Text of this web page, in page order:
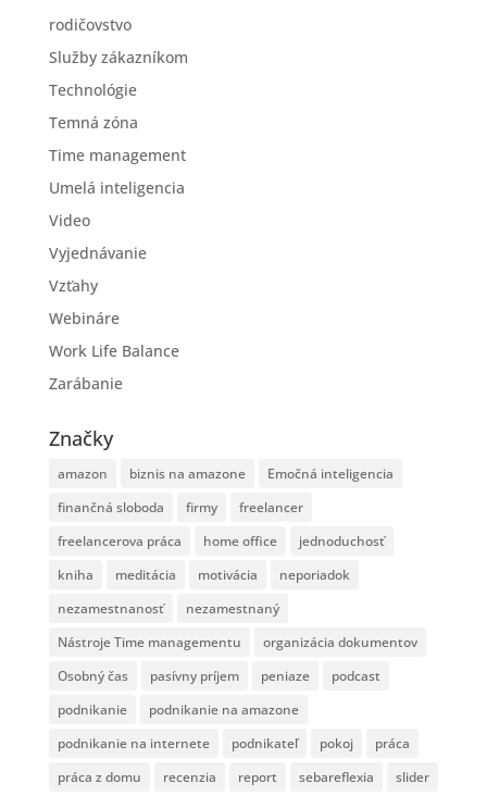
rodičovstvo
Služby zákazníkom
Technológie
Temná zóna
Time management
Umelá inteligencia
Video
Vyjednávanie
Vzťahy
Webináre
Work Life Balance
Zarábanie
Značky
amazon biznis na amazone
Emočná inteligencia
finančná sloboda
firmy
freelancer
freelancerova práca
home office
jednoduchosť
kniha
meditácia motivácia
neporiadok
nezamestnanosť
nezamestnaný
Nástroje Time managementu
organizácia dokumentov
Osobný čas
pasívny príjem peniaze
podcast
podnikanie
podnikanie na amazone
podnikanie na internete
podnikateľ pokoj
práca
práca z domu
recenzia report sebareflexia
slider